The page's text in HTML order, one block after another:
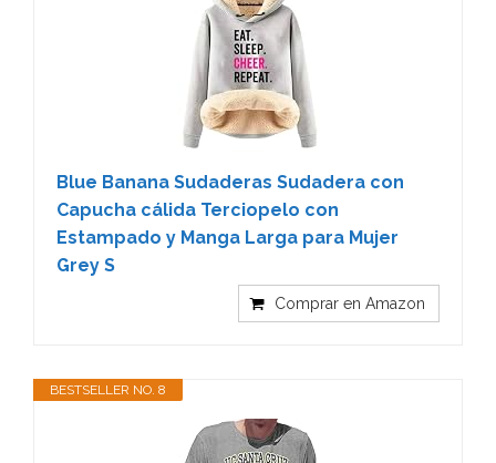
Blue Banana Sudaderas Sudadera con
Capucha cálida Terciopelo con
Estampado y Manga Larga para Mujer
Grey S
Comprar en Amazon
BESTSELLER NO. 8